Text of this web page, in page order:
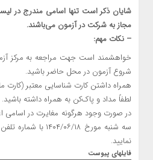
شایان ذکر است تنها اسامی مندرج در
مجاز به شرکت در آزمون می‌باشند.
– نکات مهم:
خواهشمند است جهت مراجعه به مرکز
شروع آزمون در محل حاضر باشید.
همراه داشتن کارت شناسایی معتبر (کارت
لطفاً مداد و پاک‌کن به همراه داشته باشید.
در صورت وجود هرگونه مغایرت در اسامی
نمایید.
فایلهای پیوست